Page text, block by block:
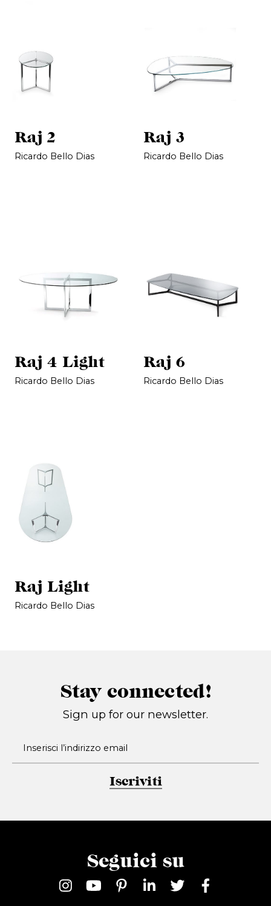
Raj 2
Ricardo Bello Dias
Raj 3
Ricardo Bello Dias
Raj 4 Light
Ricardo Bello Dias
Raj 6
Ricardo Bello Dias
Raj Light
Ricardo Bello Dias
Stay connected!
Sign up for our newsletter.
Iscriviti
Seguici su